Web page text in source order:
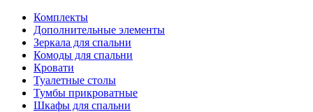
Комплекты
Дополнительные элементы
Зеркала для спальни
Комоды для спальни
Кровати
Туалетные столы
Тумбы прикроватные
Шкафы для спальни